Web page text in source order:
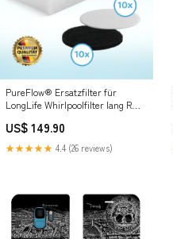
PureFlow® Ersatzfilter für
LongLife Whirlpoolfilter lang RT
US$ 149.90
★★★★★ 4.4 (26 reviews)